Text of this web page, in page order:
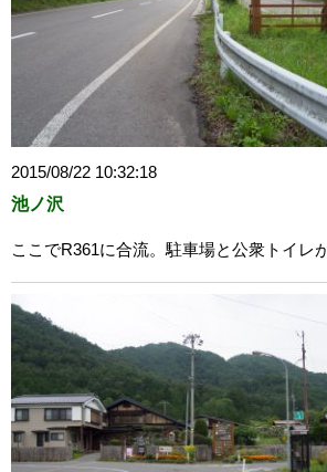
2015/08/22 10:32:18
池ノ沢
ここでR361に合流。駐車場と公衆トイレ